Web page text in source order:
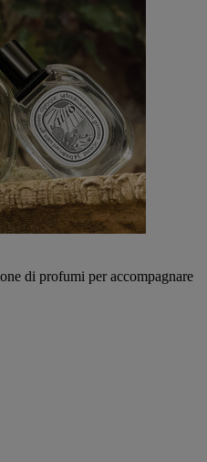
di profumi per accompagnare